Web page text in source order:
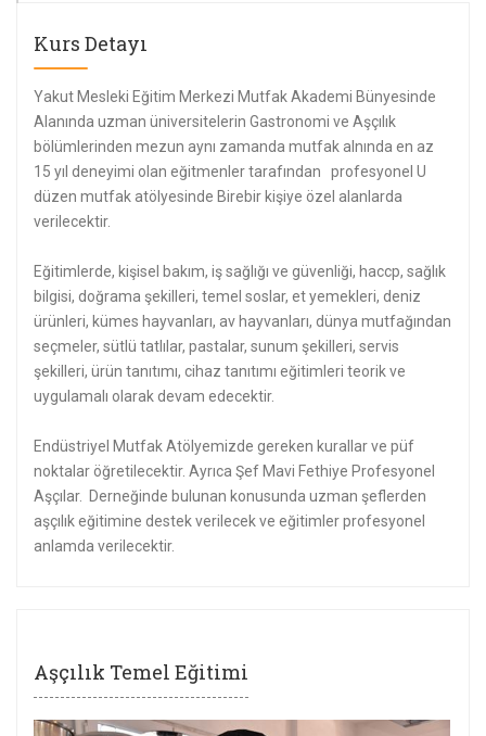
Kurs Detayı
Yakut Mesleki Eğitim Merkezi Mutfak Akademi Bünyesinde
Alanında uzman üniversitelerin Gastronomi ve Aşçılık
bölümlerinden mezun aynı zamanda mutfak alnında en az
15 yıl deneyimi olan eğitmenler tarafından profesyonel U
düzen mutfak atölyesinde Birebir kişiye özel alanlarda
verilecektir.
Eğitimlerde, kişisel bakım, iş sağlığı ve güvenliği, haccp, sağlık
bilgisi, doğrama şekilleri, temel soslar, et yemekleri, deniz
ürünleri, kümes hayvanları, av hayvanları, dünya mutfağından
seçmeler, sütlü tatlılar, pastalar, sunum şekilleri, servis
şekilleri, ürün tanıtımı, cihaz tanıtımı eğitimleri teorik ve
uygulamalı olarak devam edecektir.
Endüstriyel Mutfak Atölyemizde gereken kurallar ve püf
noktalar öğretilecektir. Ayrıca Şef Mavi Fethiye Profesyonel
Aşçılar. Derneğinde bulunan konusunda uzman şeflerden
aşçılık eğitimine destek verilecek ve eğitimler profesyonel
anlamda verilecektir.
Aşçılık Temel Eğitimi